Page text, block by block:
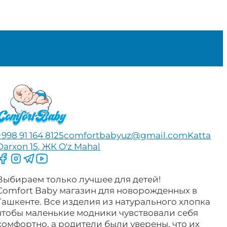
91 164 8125comfortbabyuz@gmail.comKatta
15, ЖК O'z Mahal
Следите за нами на Facebook
Следите за нами в Instagram
Следите за нами в Telegram
Следите за нами в YouTube
только лучшее для детей!
Baby магазин для новорожденных в
Все изделия из натурального хлопка
маленькие модники чувствовали себя
а родители были уверены, что их